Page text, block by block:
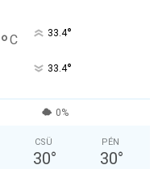
°C 33.4°
33.4°
0%
CSÜ
30°
PÉN
30°